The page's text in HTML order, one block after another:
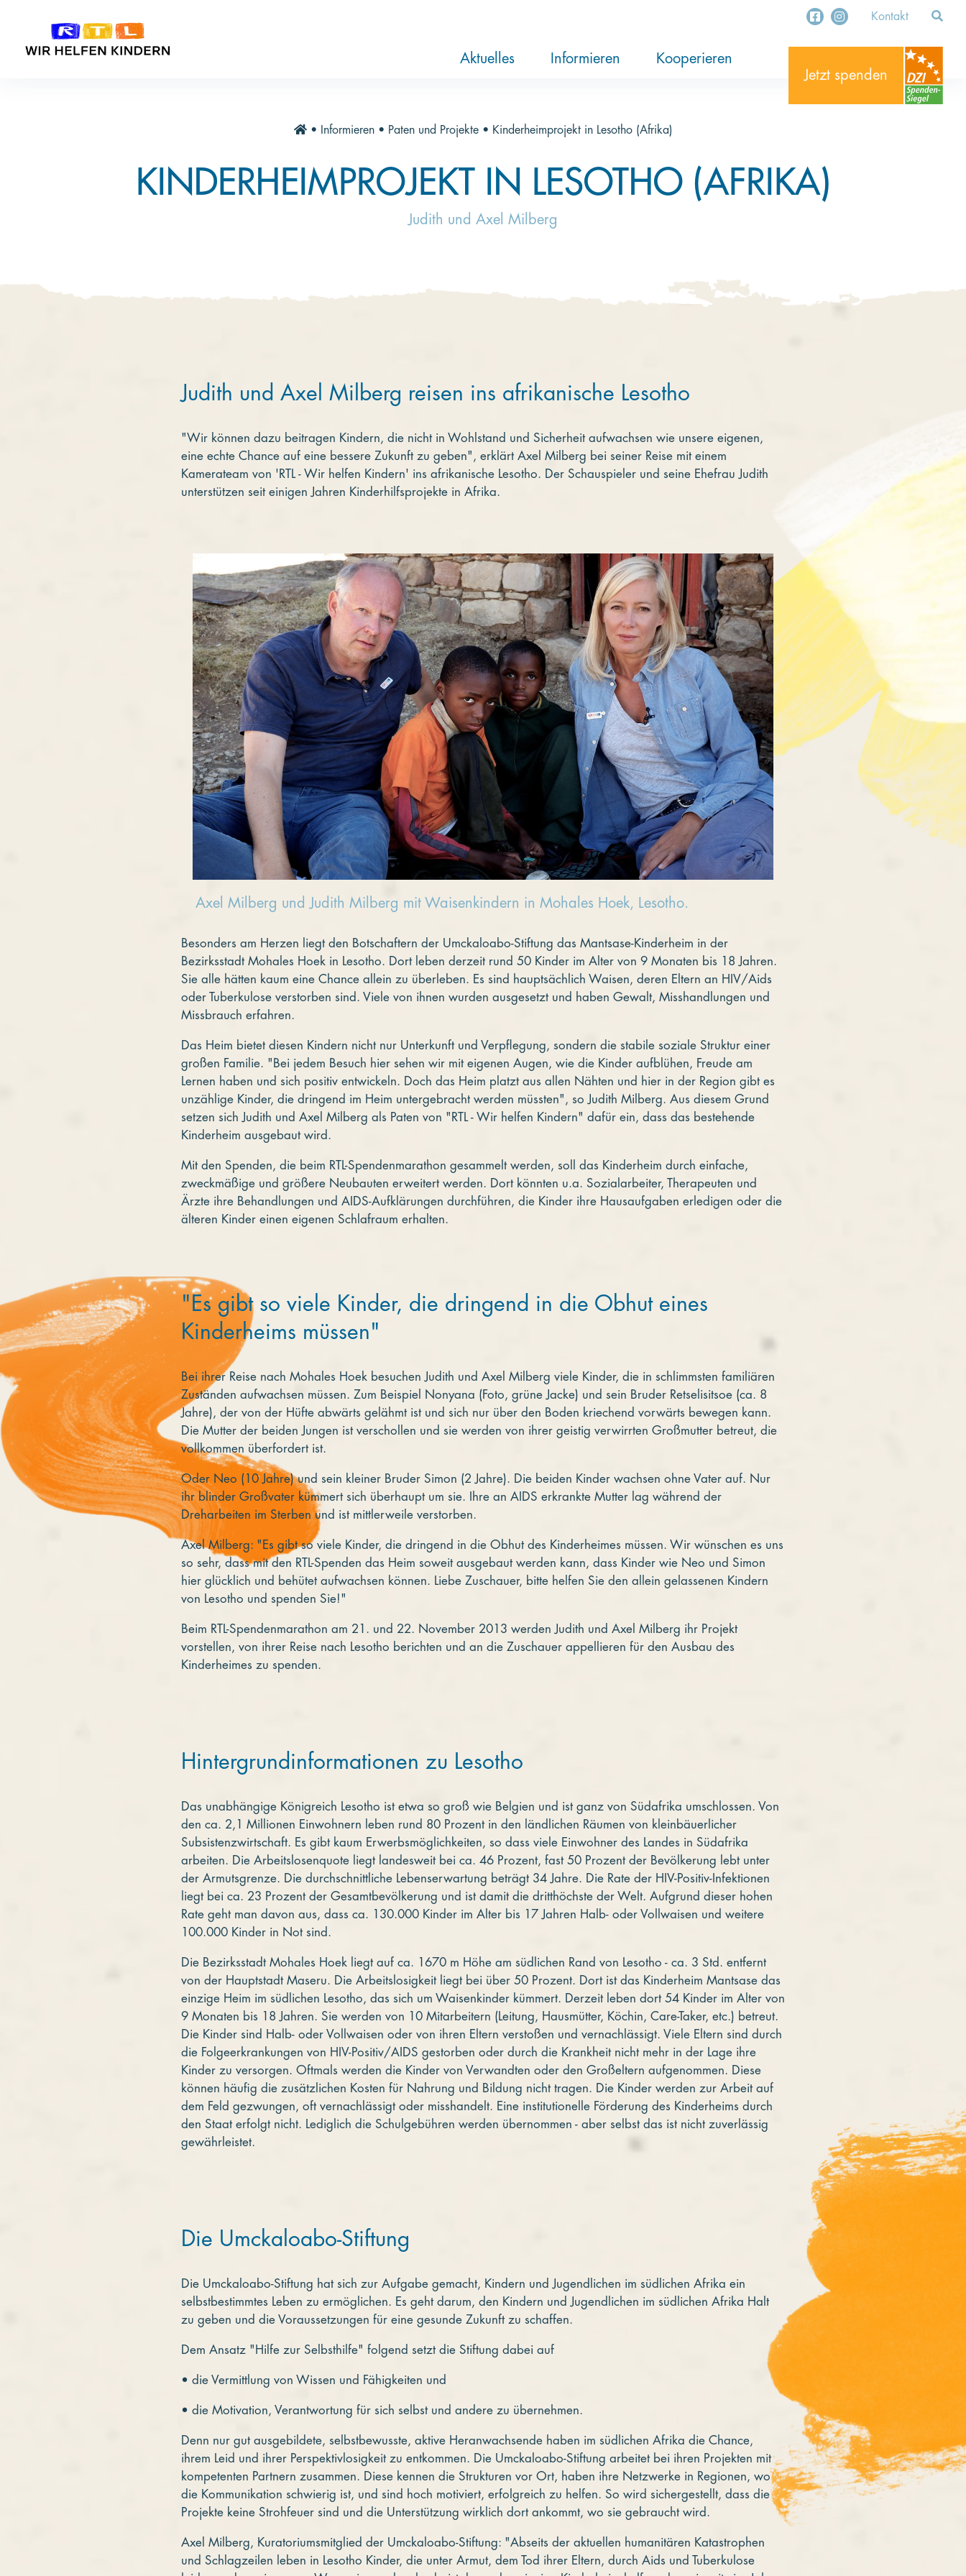
Aktuelles
Informieren
Kooperieren
Kontakt
Jetzt spenden
• Informieren• Paten und Projekte• Kinderheimprojekt in Lesotho (Afrika)
KINDERHEIMPROJEKT IN LESOTHO (AFRIKA)
Judith und Axel Milberg
Judith und Axel Milberg reisen ins afrikanische Lesotho
"Wir können dazu beitragen Kindern, die nicht in Wohlstand und Sicherheit aufwachsen wie unsere eigenen,
eine echte Chance auf eine bessere Zukunft zu geben", erklärt Axel Milberg bei seiner Reise mit einem
Kamerateam von 'RTL - Wir helfen Kindern' ins afrikanische Lesotho. Der Schauspieler und seine Ehefrau Judith
unterstützen seit einigen Jahren Kinderhilfsprojekte in Afrika.
Axel Milberg und Judith Milberg mit Waisenkindern in Mohales Hoek, Lesotho.
Besonders am Herzen liegt den Botschaftern der Umckaloabo-Stiftung das Mantsase-Kinderheim in der
Bezirksstadt Mohales Hoek in Lesotho. Dort leben derzeit rund 50 Kinder im Alter von 9 Monaten bis 18 Jahren.
Sie alle hätten kaum eine Chance allein zu überleben. Es sind hauptsächlich Waisen, deren Eltern an HIV/Aids
oder Tuberkulose verstorben sind. Viele von ihnen wurden ausgesetzt und haben Gewalt, Misshandlungen und
Missbrauch erfahren.
Das Heim bietet diesen Kindern nicht nur Unterkunft und Verpflegung, sondern die stabile soziale Struktur einer
großen Familie. "Bei jedem Besuch hier sehen wir mit eigenen Augen, wie die Kinder aufblühen, Freude am
Lernen haben und sich positiv entwickeln. Doch das Heim platzt aus allen Nähten und hier in der Region gibt es
unzählige Kinder, die dringend im Heim untergebracht werden müssten", so Judith Milberg. Aus diesem Grund
setzen sich Judith und Axel Milberg als Paten von "RTL - Wir helfen Kindern" dafür ein, dass das bestehende
Kinderheim ausgebaut wird.
Mit den Spenden, die beim RTL-Spendenmarathon gesammelt werden, soll das Kinderheim durch einfache,
zweckmäßige und größere Neubauten erweitert werden. Dort könnten u.a. Sozialarbeiter, Therapeuten und
Ärzte ihre Behandlungen und AIDS-Aufklärungen durchführen, die Kinder ihre Hausaufgaben erledigen oder die
älteren Kinder einen eigenen Schlafraum erhalten.
"Es gibt so viele Kinder, die dringend in die Obhut eines
Kinderheims müssen"
Bei ihrer Reise nach Mohales Hoek besuchen Judith und Axel Milberg viele Kinder, die in schlimmsten familiären
Zuständen aufwachsen müssen. Zum Beispiel Nonyana (Foto, grüne Jacke) und sein Bruder Retselisitsoe (ca. 8
Jahre), der von der Hüfte abwärts gelähmt ist und sich nur über den Boden kriechend vorwärts bewegen kann.
Die Mutter der beiden Jungen ist verschollen und sie werden von ihrer geistig verwirrten Großmutter betreut, die
vollkommen überfordert ist.
Oder Neo (10 Jahre) und sein kleiner Bruder Simon (2 Jahre). Die beiden Kinder wachsen ohne Vater auf. Nur
ihr blinder Großvater kümmert sich überhaupt um sie. Ihre an AIDS erkrankte Mutter lag während der
Dreharbeiten im Sterben und ist mittlerweile verstorben.
Axel Milberg: "Es gibt so viele Kinder, die dringend in die Obhut des Kinderheimes müssen. Wir wünschen es uns
so sehr, dass mit den RTL-Spenden das Heim soweit ausgebaut werden kann, dass Kinder wie Neo und Simon
hier glücklich und behütet aufwachsen können. Liebe Zuschauer, bitte helfen Sie den allein gelassenen Kindern
von Lesotho und spenden Sie!"
Beim RTL-Spendenmarathon am 21. und 22. November 2013 werden Judith und Axel Milberg ihr Projekt
vorstellen, von ihrer Reise nach Lesotho berichten und an die Zuschauer appellieren für den Ausbau des
Kinderheimes zu spenden.
Hintergrundinformationen zu Lesotho
Das unabhängige Königreich Lesotho ist etwa so groß wie Belgien und ist ganz von Südafrika umschlossen. Von
den ca. 2,1 Millionen Einwohnern leben rund 80 Prozent in den ländlichen Räumen von kleinbäuerlicher
Subsistenzwirtschaft. Es gibt kaum Erwerbsmöglichkeiten, so dass viele Einwohner des Landes in Südafrika
arbeiten. Die Arbeitslosenquote liegt landesweit bei ca. 46 Prozent, fast 50 Prozent der Bevölkerung lebt unter
der Armutsgrenze. Die durchschnittliche Lebenserwartung beträgt 34 Jahre. Die Rate der HIV-Positiv-Infektionen
liegt bei ca. 23 Prozent der Gesamtbevölkerung und ist damit die dritthöchste der Welt. Aufgrund dieser hohen
Rate geht man davon aus, dass ca. 130.000 Kinder im Alter bis 17 Jahren Halb- oder Vollwaisen und weitere
100.000 Kinder in Not sind.
Die Bezirksstadt Mohales Hoek liegt auf ca. 1670 m Höhe am südlichen Rand von Lesotho - ca. 3 Std. entfernt
von der Hauptstadt Maseru. Die Arbeitslosigkeit liegt bei über 50 Prozent. Dort ist das Kinderheim Mantsase das
einzige Heim im südlichen Lesotho, das sich um Waisenkinder kümmert. Derzeit leben dort 54 Kinder im Alter von
9 Monaten bis 18 Jahren. Sie werden von 10 Mitarbeitern (Leitung, Hausmütter, Köchin, Care-Taker, etc.) betreut.
Die Kinder sind Halb- oder Vollwaisen oder von ihren Eltern verstoßen und vernachlässigt. Viele Eltern sind durch
die Folgeerkrankungen von HIV-Positiv/AIDS gestorben oder durch die Krankheit nicht mehr in der Lage ihre
Kinder zu versorgen. Oftmals werden die Kinder von Verwandten oder den Großeltern aufgenommen. Diese
können häufig die zusätzlichen Kosten für Nahrung und Bildung nicht tragen. Die Kinder werden zur Arbeit auf
dem Feld gezwungen, oft vernachlässigt oder misshandelt. Eine institutionelle Förderung des Kinderheims durch
den Staat erfolgt nicht. Lediglich die Schulgebühren werden übernommen - aber selbst das ist nicht zuverlässig
gewährleistet.
Die Umckaloabo-Stiftung
Die Umckaloabo-Stiftung hat sich zur Aufgabe gemacht, Kindern und Jugendlichen im südlichen Afrika ein
selbstbestimmtes Leben zu ermöglichen. Es geht darum, den Kindern und Jugendlichen im südlichen Afrika Halt
zu geben und die Voraussetzungen für eine gesunde Zukunft zu schaffen.
Dem Ansatz "Hilfe zur Selbsthilfe" folgend setzt die Stiftung dabei auf
• die Vermittlung von Wissen und Fähigkeiten und
• die Motivation, Verantwortung für sich selbst und andere zu übernehmen.
Denn nur gut ausgebildete, selbstbewusste, aktive Heranwachsende haben im südlichen Afrika die Chance,
ihrem Leid und ihrer Perspektivlosigkeit zu entkommen. Die Umckaloabo-Stiftung arbeitet bei ihren Projekten mit
kompetenten Partnern zusammen. Diese kennen die Strukturen vor Ort, haben ihre Netzwerke in Regionen, wo
die Kommunikation schwierig ist, und sind hoch motiviert, erfolgreich zu helfen. So wird sichergestellt, dass die
Projekte keine Strohfeuer sind und die Unterstützung wirklich dort ankommt, wo sie gebraucht wird.
Axel Milberg, Kuratoriumsmitglied der Umckaloabo-Stiftung: "Abseits der aktuellen humanitären Katastrophen
und Schlagzeilen leben in Lesotho Kinder, die unter Armut, dem Tod ihrer Eltern, durch Aids und Tuberkulose